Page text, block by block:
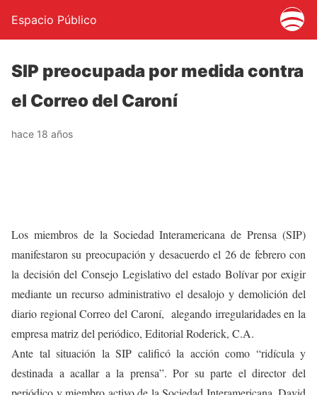
Espacio Público
SIP preocupada por medida contra
el Correo del Caroní
hace 18 años
Los miembros de la Sociedad Interamericana de Prensa (SIP)
manifestaron su preocupación y desacuerdo el 26 de febrero con
la decisión del Consejo Legislativo del estado Bolívar por exigir
mediante un recurso administrativo el desalojo y demolición del
diario regional Correo del Caroní, alegando irregularidades en la
empresa matriz del periódico, Editorial Roderick, C.A.
Ante tal situación la SIP calificó la acción como “ridícula y
destinada a acallar a la prensa”. Por su parte el director del